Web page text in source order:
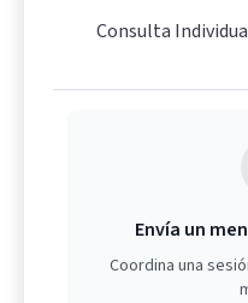
Consulta
Envía un
Coordina una